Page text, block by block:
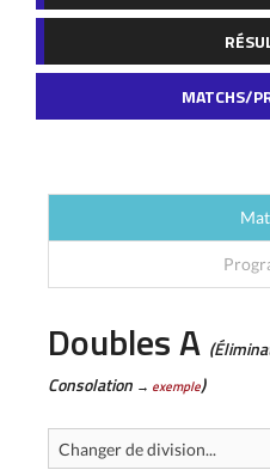
MATCHS/
Doubles A
Consolation → exemple)
Changer de division...